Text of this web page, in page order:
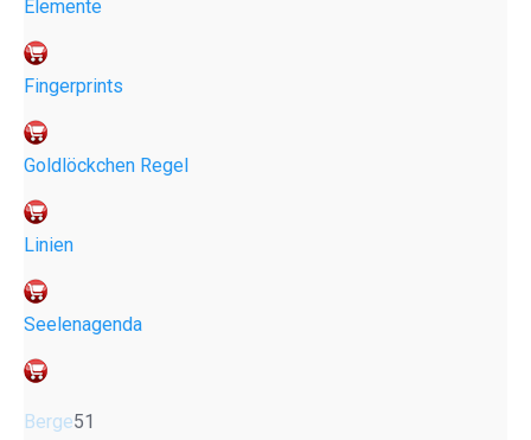
Elemente
Fingerprints
Goldlöckchen Regel
Linien
Seelenagenda
Berge51